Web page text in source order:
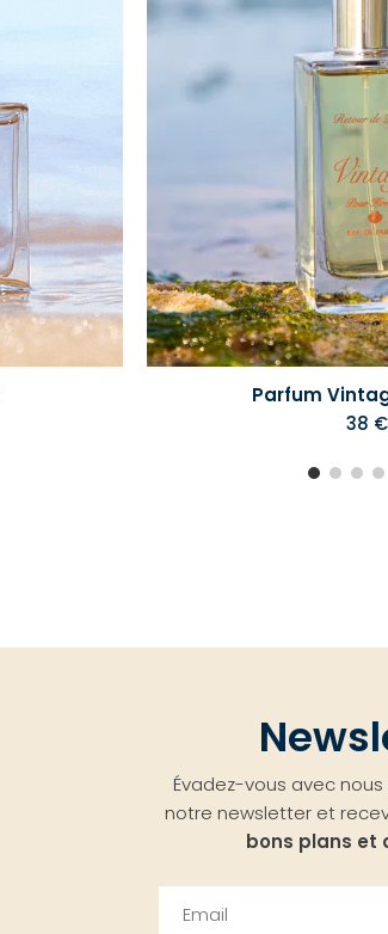
Parfum
38 €
Évadez-vous avec
notre newsletter et
bons plans et